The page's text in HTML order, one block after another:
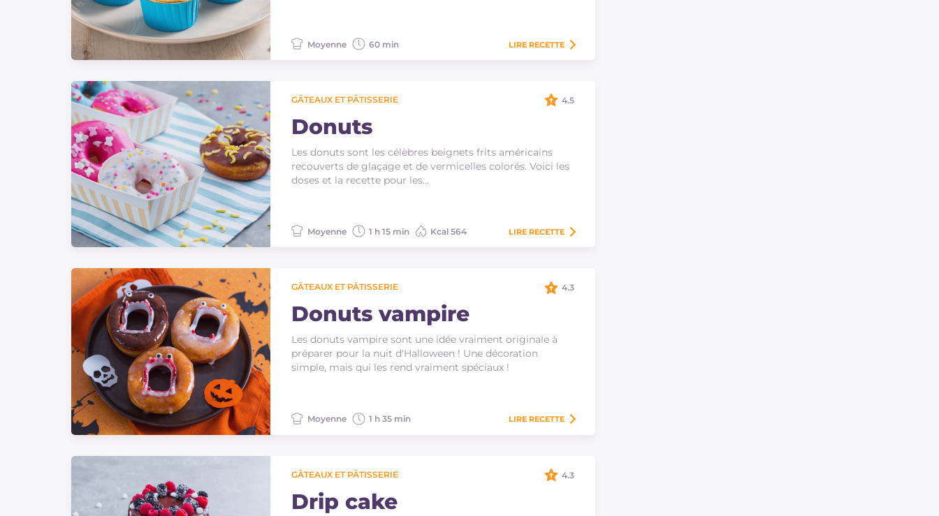
Moyenne 60 min LIRE RECETTE
GÂTEAUX ET PÂTISSERIE
Donuts
Les donuts sont les célèbres beignets frits américains
recouverts de glaçage et de vermicelles colorés. Voici les
doses et la recette pour les…
4.5
Moyenne 1 h 15 min Kcal 564 LIRE RECETTE
GÂTEAUX ET PÂTISSERIE
Donuts vampire
Les donuts vampire sont une idée vraiment originale à
préparer pour la nuit d'Halloween ! Une décoration
simple, mais qui les rend vraiment spéciaux !
4.3
Moyenne 1 h 35 min LIRE RECETTE
GÂTEAUX ET PÂTISSERIE
Drip cake
4.3